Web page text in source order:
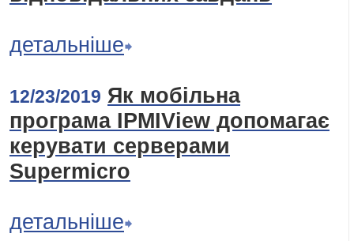
детальніше
12/23/2019 Як мобільна
програма IPMIView допомагає
керувати серверами
Supermicro
детальніше